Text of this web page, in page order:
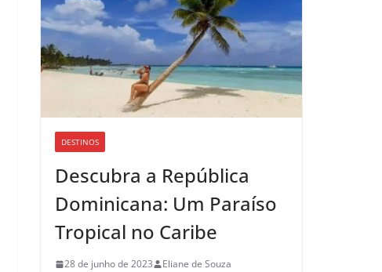
DESTINOS
Descubra a República
Dominicana: Um Paraíso
Tropical no Caribe
28 de junho de 2023 Eliane de Souza